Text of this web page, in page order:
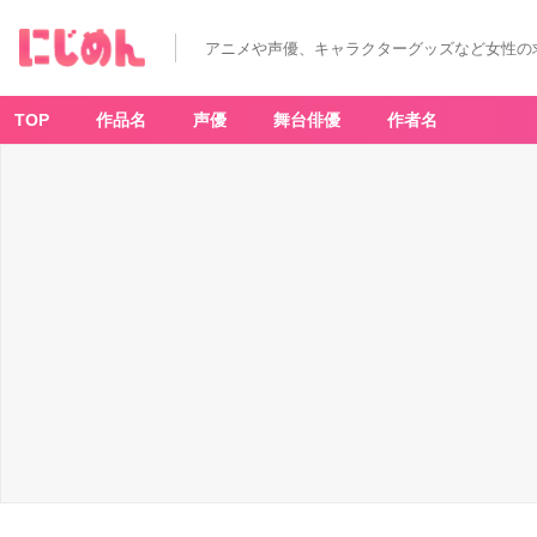
アニメや声優、キャラクターグッズなど女性
TOP 作品名 声優 舞台俳優 作者名